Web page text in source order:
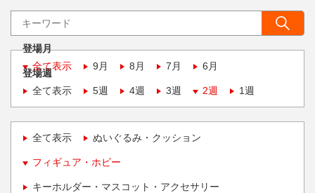
登場月
全て表示
9月 8月 7月 6月
登場週
全て表示
5週 4週 3週 2週 1週
全て表示 ぬいぐるみ・クッション
フィギュア・ホビー
キーホルダー・マスコット・アクセサリー